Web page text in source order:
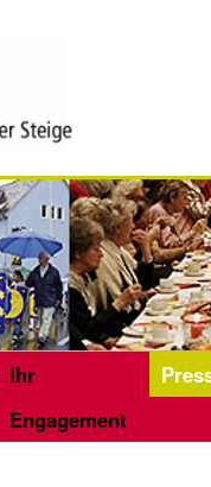
Ihr
Engagement